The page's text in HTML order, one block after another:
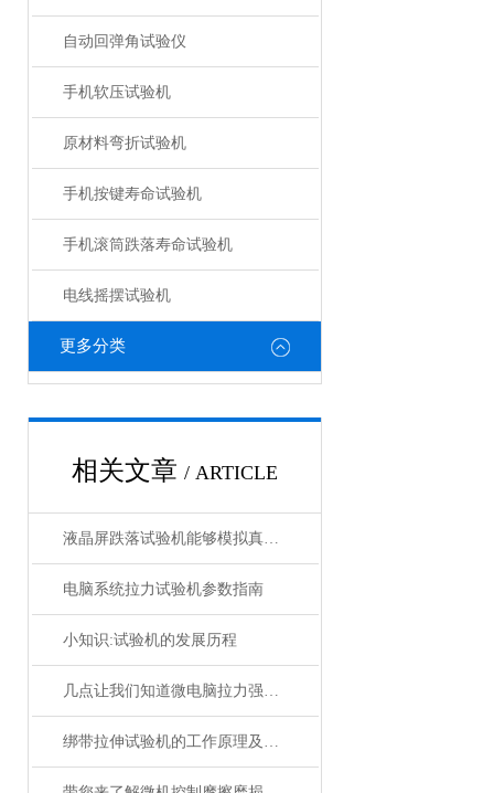
自动回弹角试验仪
手机软压试验机
原材料弯折试验机
手机按键寿命试验机
手机滚筒跌落寿命试验机
电线摇摆试验机
更多分类
相关文章 / ARTICLE
液晶屏跌落试验机能够模拟真实环境中的跌落情况
电脑系统拉力试验机参数指南
小知识:试验机的发展历程
几点让我们知道微电脑拉力强度试验机的相关说明
绑带拉伸试验机的工作原理及操作注意事项如下